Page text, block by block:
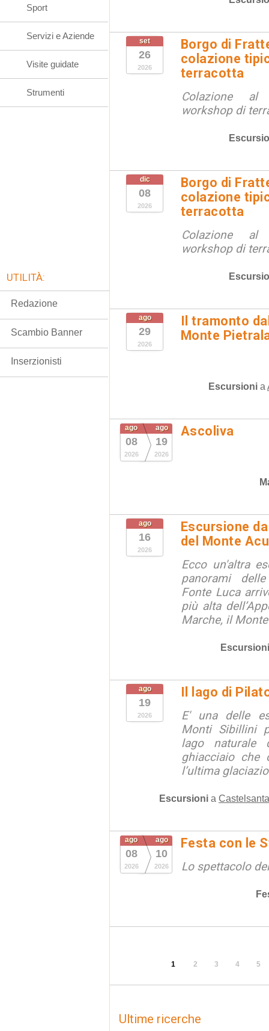
set
26
2026
Borgo di
colazione
terracotta
Colazione al
workshop di
dic
08
2026
Borgo di
colazione
terracotta
Colazione al
workshop di
ago
29
2026
Il tramonto
Monte
Escursioni a
ago
08
2026
ago
19
2026
Ascoliva
ago
16
2026
Escursione
del Monte
Ecco un'altra
panorami
Fonte Luca
più alta
Marche, il
Escursioni
ago
19
2026
Il lago di
E' una delle
Monti Sibillini
lago naturale
ghiacciaio che
l’ultima
Escursioni a
ago
08
2026
ago
10
2026
Festa con le
Lo spettacolo
1 2 3 4 5
Ultime ricerche
Sport
Servizi e Aziende
Visite guidate
Strumenti
UTILITÀ:
Redazione
Scambio Banner
Inserzionisti